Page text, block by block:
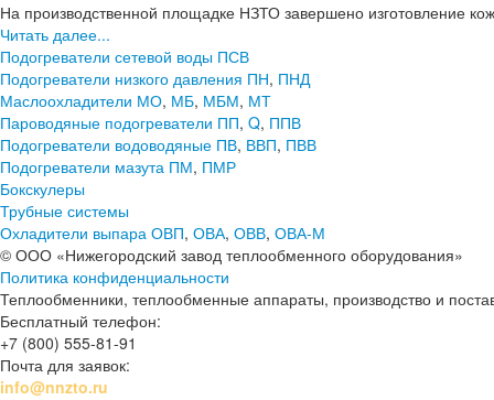
На производственной площадке НЗТО завершено изготовление
Читать далее...
Подогреватели сетевой воды ПСВ
Подогреватели низкого давления ПН, ПНД
Маслоохладители МО, МБ, МБМ, МТ
Пароводяные подогреватели ПП, Q, ППВ
Подогреватели водоводяные ПВ, ВВП, ПВВ
Подогреватели мазута ПМ, ПМР
Бокскулеры
Трубные системы
Охладители выпара ОВП, ОВА, ОВВ, ОВА-М
© ООО «Нижегородский завод теплообменного оборудования»
Политика конфиденциальности
Теплообменники, теплообменные аппараты, производство и
Бесплатный телефон:
+7 (800) 555-81-91
Почта для заявок:
info@nnzto.ru